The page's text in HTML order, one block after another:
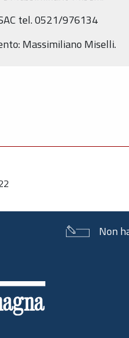
tel. 0521/976134
Massimiliano Miselli.
Non